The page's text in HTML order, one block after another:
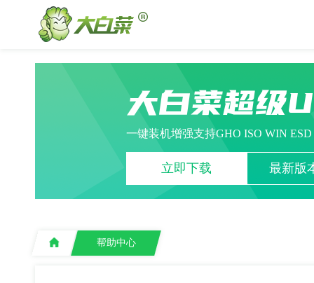
大白菜超级
一键装机增强支持GHO ISO WIN
立即下载 最新版
帮助中心